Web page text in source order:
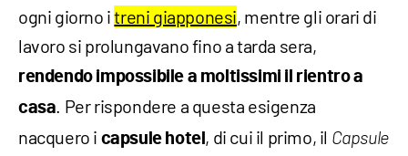
ogni giorno itreni giapponesi, mentre gli orari di
lavoro si prolungavano fino a tarda sera,
rendendo impossibile a moltissimi il rientro a
casa. Per rispondere a questa esigenza
nacquero i capsule hotel , di cui il primo, il Capsule